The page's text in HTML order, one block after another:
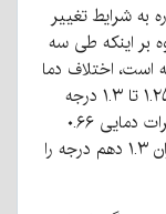
به شرایط تغییر
بر اینکه طی سه
است، اختلاف دما
در مقایسه با میانگین ۱۹۸۰ تا اکنون، نزدیک ۱.۲۵ تا ۱.۳ درجه
است. یعنی درست است که کره زمین با تغییرات دمایی ۰.۶۶
درجه در این سه ماه روبرو بوده است، ولی ایران ۱.۳ دهم درجه را